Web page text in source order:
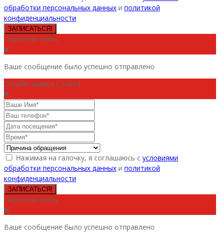
обработки персональных данных и политикой
конфиденциальности
ЗАПИСАТЬСЯ!
Обратная связь
Ваше сообщение было успешно отправлено
Онлайн-заявка с сайта
Нажимая на галочку, я соглашаюсь с условиями
обработки персональных данных и политикой
конфиденциальности
ЗАПИСАТЬСЯ!
Обратная связь
Ваше сообщение было успешно отправлено